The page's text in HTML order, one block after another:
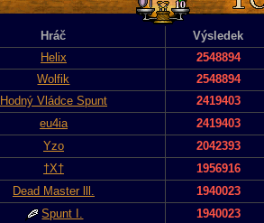
Hráč
Výsledek
Helix
2548894
Wolfik
2548894
Hodný Vládce Spunt
2419403
eu4ia
2419403
Yzo
2042393
†X†
1956916
Dead Master lll.
1940023
Spunt I.
1940023